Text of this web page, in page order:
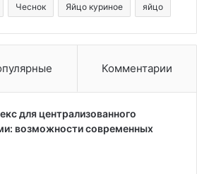
Чеснок Яйцо куриное яйцо
Комментарии
для централизованного
возможности современных